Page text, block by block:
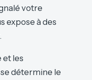
votre
expose à des
et les
détermine le